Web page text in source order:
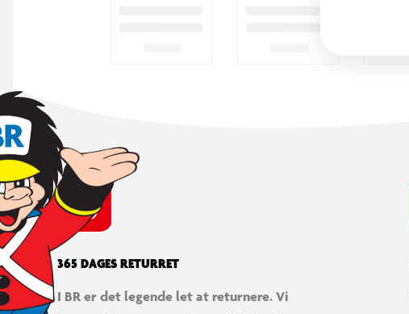
365 DAGES RETURRET
I BR er det legende let at returnere. Vi